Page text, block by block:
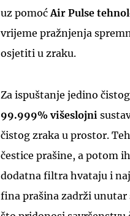
uz pomoćAir Pulse
vrijeme pražnjenja
osjetiti u zraku.
Za ispuštanje jedino
99.999% višeslojni
čistog zraka u prostor.
čestice prašine, a potom
dodatna filtra hvataju i
fina prašina zadrži